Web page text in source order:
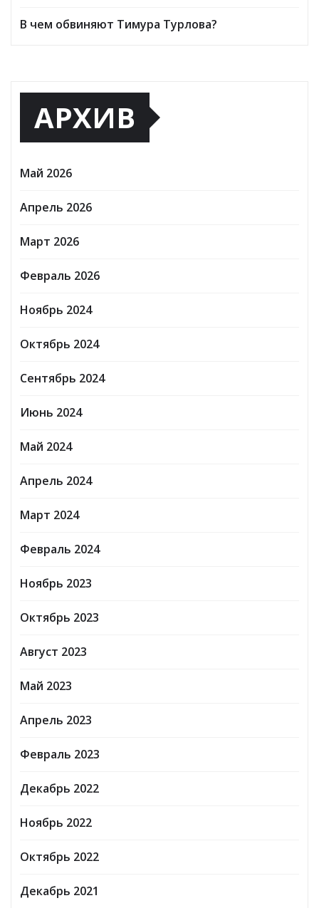
В чем обвиняют Тимура Турлова?
АРХИВ
Май 2026
Апрель 2026
Март 2026
Февраль 2026
Ноябрь 2024
Октябрь 2024
Сентябрь 2024
Июнь 2024
Май 2024
Апрель 2024
Март 2024
Февраль 2024
Ноябрь 2023
Октябрь 2023
Август 2023
Май 2023
Апрель 2023
Февраль 2023
Декабрь 2022
Ноябрь 2022
Октябрь 2022
Декабрь 2021